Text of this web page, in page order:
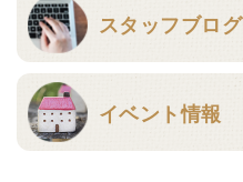
スタッフブログ
イベント情報